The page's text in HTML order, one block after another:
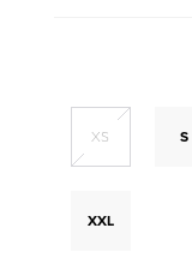
XS S
XXL